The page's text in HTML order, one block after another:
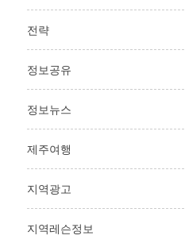
전략
정보공유
정보뉴스
제주여행
지역광고
지역레슨정보